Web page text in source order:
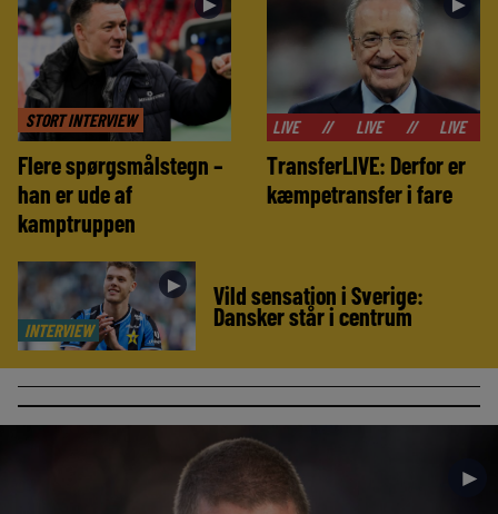
STORT INTERVIEW
Flere spørgsmålstegn –
han er ude af
kamptruppen
// LIVE LIVE LIVE LIVE
TransferLIVE: Derfor er
kæmpetransfer i fare
INTERVIEW
► Vild sensation i Sverige:
Dansker står i centrum
►